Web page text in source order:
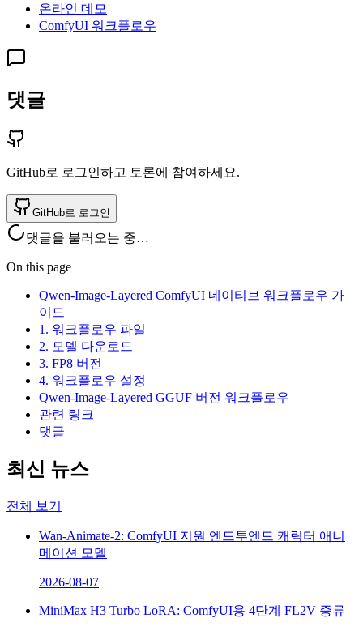
온라인 데모
ComfyUI 워크플로우
댓글
GitHub로 로그인하고 토론에 참여하세요.
GitHub로 로그인
댓글을 불러오는 중…
On this page
Qwen-Image-Layered ComfyUI 네이티브 워크플로우 가
이드
1. 워크플로우 파일
2. 모델 다운로드
3. FP8 버전
4. 워크플로우 설정
Qwen-Image-Layered GGUF 버전 워크플로우
관련 링크
댓글
최신 뉴스
전체 보기
Wan-Animate-2: ComfyUI 지원 엔드투엔드 캐릭터 애니
메이션 모델
2026-08-07
MiniMax H3 Turbo LoRA: ComfyUI용 4단계 FL2V 증류